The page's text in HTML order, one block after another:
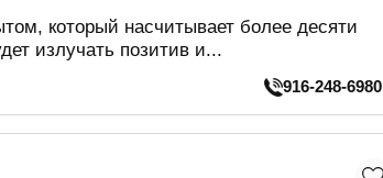
который насчитывает более десяти
излучать позитив и...
916-248-6980